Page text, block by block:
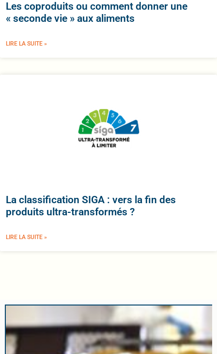
Les coproduits ou comment donner une
« seconde vie » aux aliments
LIRE LA SUITE »
La classification SIGA : vers la fin des
produits ultra-transformés ?
LIRE LA SUITE »